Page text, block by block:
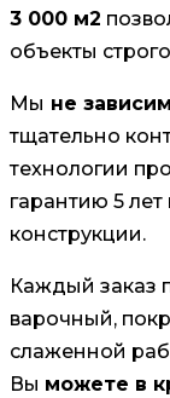
3 000 м2
объекты
Мы не
тщательно
технологии
гарантию 5
конструкции.
Каждый заказ
варочный,
слаженной
Вы можете в